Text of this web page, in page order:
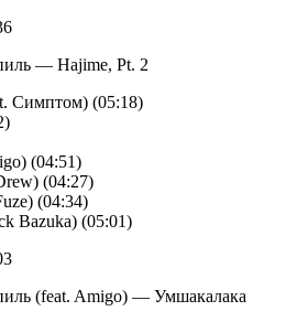
— Hajime, Pt. 2
Симптом) (05:18)
(04:51)
(04:27)
(04:34)
Bazuka) (05:01)
(feat. Amigo) — Умшакалака